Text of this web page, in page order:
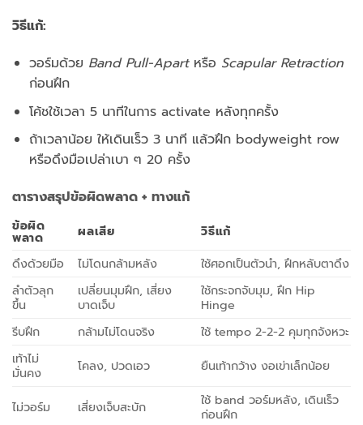
วิธีแก้:
วอร์มด้วย Band Pull-Apartหรือ Scapular Retraction
ก่อนฝึก
โค้ชใช้เวลา 5 นาทีในการ activate หลังทุกครั้ง
ถ้าเวลาน้อย ให้เดินเร็ว 3 นาที แล้วฝึก bodyweight row
หรือดึงมือเปล่าเบา ๆ 20 ครั้ง
ตารางสรุปข้อผิดพลาด + ทางแก้
ข้อผิด
พลาด ผลเสีย
วิธีแก้
ดึงด้วยมือ
ไม่โดนกล้ามหลัง
ใช้ศอกเป็นตัวนำ, ฝึกหลับตาดึง
ลำตัวลุก
ขึ้น
เปลี่ยนมุมฝึก, เสี่ยง
บาดเจ็บ
ใช้กระจกจับมุม, ฝึก Hip
Hinge
รีบฝึก
กล้ามไม่โดนจริง
ใช้ tempo 2-2-2 คุมทุกจังหวะ
เท้าไม่
มั่นคง
โคลง, ปวดเอว ยืนเท้ากว้าง งอเข่าเล็กน้อย
ไม่วอร์ม เสี่ยงเจ็บสะบัก
ใช้ band วอร์มหลัง, เดินเร็ว
ก่อนฝึก